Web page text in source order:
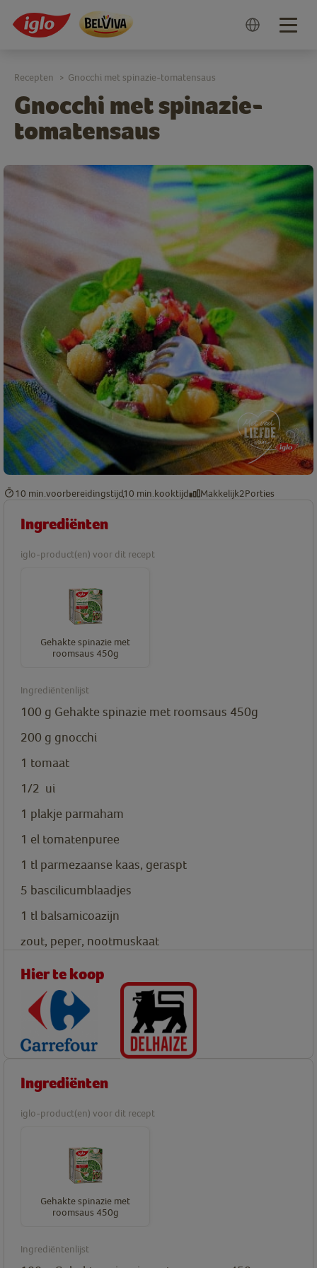
Gnocchi met spinazie-
tomatensaus
Recepten > Gnocchi met spinazie-tomatensaus
10 min. voorbereidingstijd10 min. kooktijd Makkelijk2Porties
Ingrediënten
iglo-product(en) voor dit recept
Gehakte spinazie met
roomsaus 450g
Ingrediëntenlijst
100 g Gehakte spinazie met roomsaus 450g
200 g gnocchi
1 tomaat
1/2 ui
1 plakje parmaham
1 el tomatenpuree
1 tl parmezaanse kaas, geraspt
5 bascilicumblaadjes
1 tl balsamicoazijn
zout, peper, nootmuskaat
Hier te koop
Ingrediënten
iglo-product(en) voor dit recept
Gehakte spinazie met
roomsaus 450g
Ingrediëntenlijst